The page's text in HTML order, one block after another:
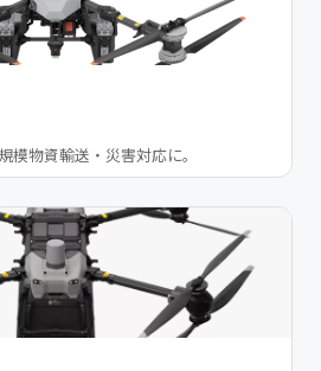
物資輸送・災害対応に。